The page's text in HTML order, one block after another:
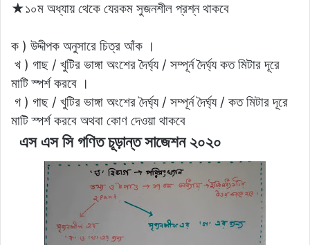
★১০ম অধ্যায় থেকে যেরকম সুজনশীল প্রশ্ন থাকবে
ক ) উদ্দীপক অনুসারে চিত্র আঁক ।
খ ) গাছ / খুটির ভাঙ্গা অংশের দৈর্ঘ্য / সম্পূর্ন দৈর্ঘ্য কত মিটার দূরে
মাটি স্পর্শ করবে ।
গ ) গাছ / খুটির ভাঙ্গা অংশের দৈর্ঘ্য / সম্পূর্ন দৈর্ঘ্য / কত মিটার দূরে
মাটি স্পর্শ করবে অথবা কোণ দেওয়া থাকবে
এস এস সি গণিত চূড়ান্ত সাজেশন ২০২০